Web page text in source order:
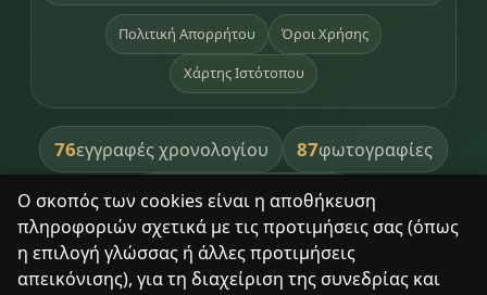
Ο σκοπός των cookies είναι η αποθήκευση
πληροφοριών σχετικά με τις προτιμήσεις σας (όπως
η επιλογή γλώσσας ή άλλες προτιμήσεις
απεικόνισης), για τη διαχείριση της συνεδρίας και
Πολιτική Απορρήτου Όροι Χρήσης
Χάρτης Ιστότοπου
76εγγραφές χρονολογίου 87φωτογραφίες
391βιβλία βιβλιοθήκης
8σημεία κληρονομιάς